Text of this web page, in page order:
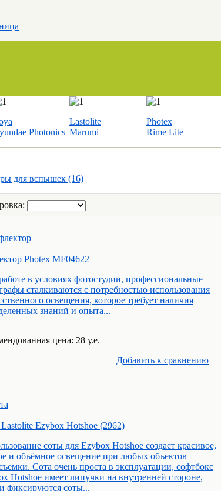
Photonics
Lastolite
Marumi
Photex
Rime Lite
для вспышек (16)
Photex MF04622
в условиях фотостудии, профессиональные
сталкиваются с потребностью использования
освещения, которое требует наличия
знаний и опыта...
цена: 28 у.е.
Добавить к cравнению
Ezybox Hotshoe (2962)
соты для Ezybox Hotshoe создаст красивое,
и объёмное освещение при любых объектов
Сота очень проста в эксплуатации, софтбокс
Hotshoe имеет липучки на внутренней стороне,
фиксируются соты...